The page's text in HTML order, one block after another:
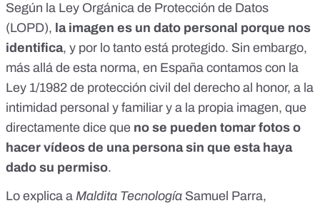
Según la Ley Orgánica de Protección de Datos
(LOPD), la imagen es un dato personal porque nos
identifica, y por lo tanto está protegido. Sin embargo,
más allá de esta norma, en España contamos con la
Ley 1/1982 de protección civil del derecho al honor, a la
intimidad personal y familiar y a la propia imagen, que
directamente dice que no se pueden tomar fotos o
hacer vídeos de una persona sin que esta haya
dado su permiso.
Lo explica a Maldita Tecnología Samuel Parra,